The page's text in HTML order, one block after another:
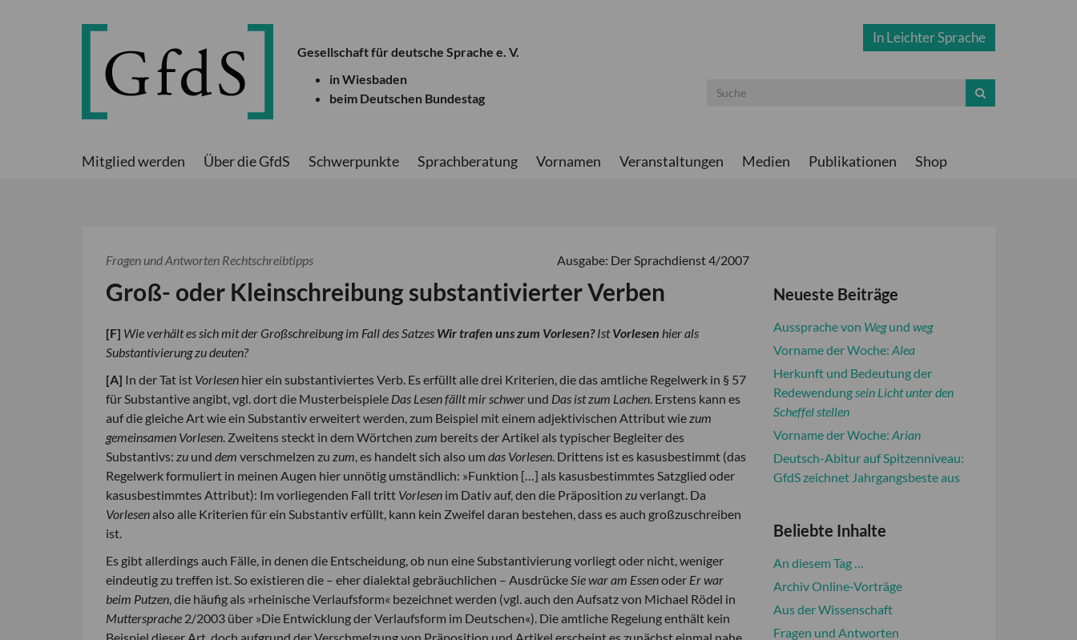
Gesellschaft für deutsche Sprache e. V.
in Wiesbaden
beim Deutschen Bundestag
In Leichter Sprache
Mitglied werden Über die GfdS Schwerpunkte Sprachberatung Vornamen Veranstaltungen Medien Publikationen Shop
Fragen und Antworten Rechtschreibtipps Ausgabe: Der Sprachdienst 4/2007
Groß- oder Kleinschreibung substantivierter Verben
[F] Wie verhält es sich mit der Großschreibung im Fall des Satzes Wir trafen uns zum Vorlesen?IstVorlesen hier als
Substantivierung zu deuten?
[A] In der Tat ist Vorlesen hier ein substantiviertes Verb. Es erfüllt alle drei Kriterien, die das amtliche Regelwerk in § 57
für Substantive angibt, vgl. dort die Musterbeispiele Das Lesen fällt mir schwer und Das ist zum Lachen. Erstens kann es
auf die gleiche Art wie ein Substantiv erweitert werden, zum Beispiel mit einem adjektivischen Attribut wiezum
gemeinsamen Vorlesen. Zweitens steckt in dem Wörtchen zum bereits der Artikel als typischer Begleiter des
Substantivs: zu und dem verschmelzen zu zum, es handelt sich also um das Vorlesen. Drittens ist es kasusbestimmt (das
Regelwerk formuliert in meinen Augen hier unnötig umständlich: »Funktion […] als kasusbestimmtes Satzglied oder
kasusbestimmtes Attribut): Im vorliegenden Fall tritt Vorlesen im Dativ auf, den die Präposition zuverlangt. Da
Vorlesenalso alle Kriterien für ein Substantiv erfüllt, kann kein Zweifel daran bestehen, dass es auch großzuschreiben
ist.
Es gibt allerdings auch Fälle, in denen die Entscheidung, ob nun eine Substantivierung vorliegt oder nicht, weniger
eindeutig zu treffen ist. So existieren die – eher dialektal gebräuchlichen – AusdrückeSie war am Essenoder Er war
beim Putzen, die häufig als »rheinische Verlaufsform« bezeichnet werden (vgl. auch den Aufsatz von Michael Rödel in
Muttersprache 2/2003 über »Die Entwicklung der Verlaufsform im Deutschen«). Die amtliche Regelung enthält kein
Neueste Beiträge
Aussprache von Wegund weg
Vorname der Woche: Alea
Herkunft und Bedeutung der
Redewendungsein Licht unter den
Scheffel stellen
Vorname der Woche: Arian
Deutsch-Abitur auf Spitzenniveau:
GfdS zeichnet Jahrgangsbeste aus
Beliebte Inhalte
An diesem Tag …
Archiv Online-Vorträge
Aus der Wissenschaft
Fragen und Antworten